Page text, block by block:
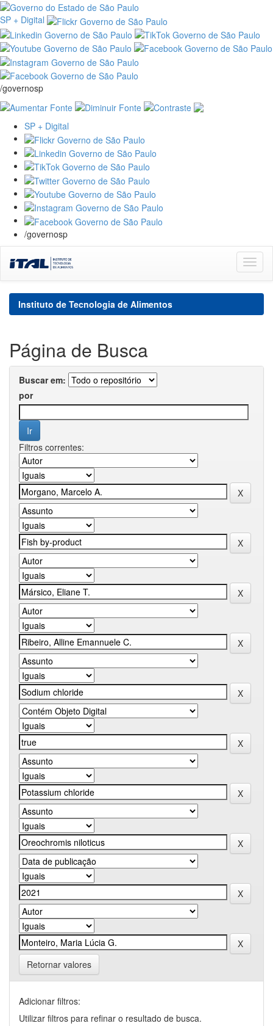
SP + Digital
/governosp
SP + Digital
/governosp
navigation
Instituto de Tecnologia de Alimentos
Página de Busca
Buscar em:
por
Filtros correntes:
Retornar valores
Adicionar filtros:
Utilizar filtros para refinar o resultado de busca.